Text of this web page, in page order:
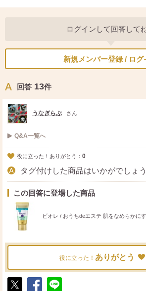
ログインして回答して
新規メンバー登録 / ログ
回答 13件
うなぎらぶ さん
Q&A一覧へ
役に立った！ありがとう： 0
タグ付けした商品はいかがでしょう
この回答に登場した商品
ビオレ / おうちdeエステ 肌をなめらかに
役に立った！ ありがとう